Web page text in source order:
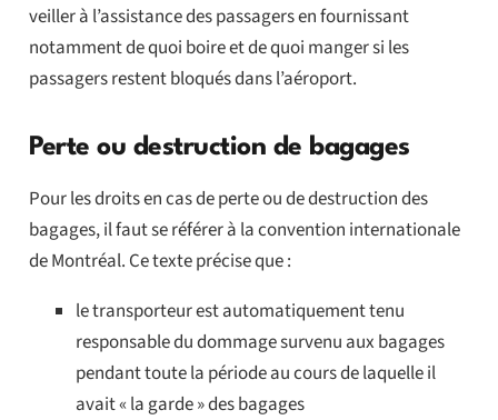
veiller à l’assistance des passagers en fournissant
notamment de quoi boire et de quoi manger si les
passagers restent bloqués dans l’aéroport.
Perte ou destruction de bagages
Pour les droits en cas de perte ou de destruction des
bagages, il faut se référer à la convention internationale
de Montréal. Ce texte précise que :
le transporteur est automatiquement tenu
responsable du dommage survenu aux bagages
pendant toute la période au cours de laquelle il
avait « la garde » des bagages